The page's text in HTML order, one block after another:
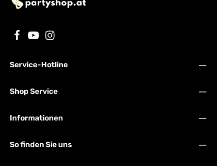
Service-Hotline
Shop Service
Informationen
So finden Sie uns